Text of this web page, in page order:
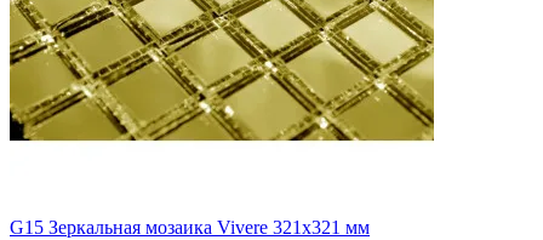
G15 Зеркальная мозаика Vivere 321x321 мм